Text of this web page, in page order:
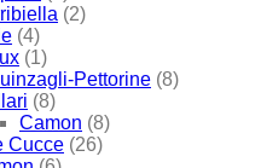
(2)
(4)
(1)
Pettorine (8)
(8)
Camon (8)
Cucce (26)